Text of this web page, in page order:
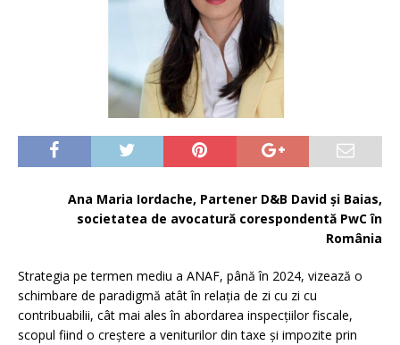
Ana Maria Iordache, Partener D&B David și Baias,
societatea de avocatură corespondentă PwC în
România
Strategia pe termen mediu a ANAF, până în 2024, vizează o
schimbare de paradigmă atât în relația de zi cu zi cu
contribuabilii, cât mai ales în abordarea inspecțiilor fiscale,
scopul fiind o creștere a veniturilor din taxe și impozite prin